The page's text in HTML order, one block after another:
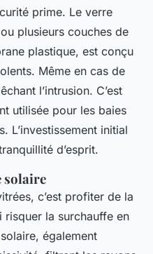
prime. Le verre
plusieurs couches de
plastique, est conçu
Même en cas de
l’intrusion. C’est
utilisée pour les baies
L’investissement initial
d’esprit.
solaire
c’est profiter de la
risquer la surchauffe en
également